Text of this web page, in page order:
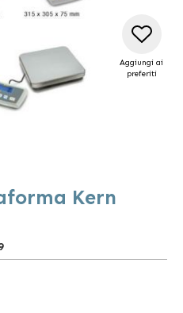
Aggiungi ai
preferiti
Kern